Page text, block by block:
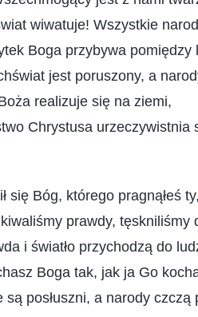
wiwatuje! Wszystkie
Boga przybywa pomiędzy
jest poruszony, a
realizuje się na ziemi,
Chrystusa urzeczywistnia
się Bóg, którego pragnąłeś
prawdy, tęskniliśmy
i światło przychodzą do
Boga tak, jak ja Go
są posłuszni, a narody